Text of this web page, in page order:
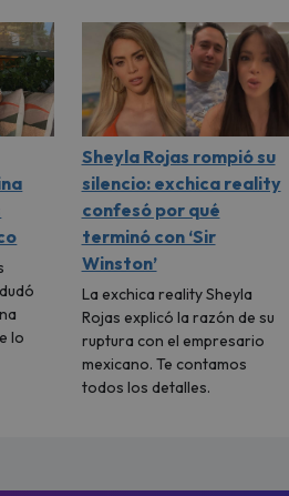
lo
Sheyla Rojas rompió su
silencio: exchica reality
confesó por qué
terminó con ‘Sir
Winston’
La exchica reality Sheyla
Rojas explicó la razón de su
ruptura con el empresario
mexicano. Te contamos
todos los detalles.